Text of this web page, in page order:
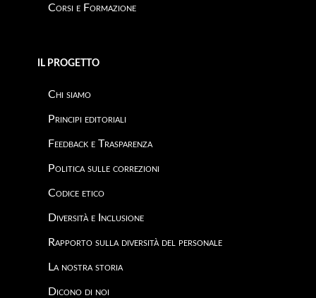
Corsi e Formazione
IL PROGETTO
Chi siamo
Principi editoriali
Feedback e Trasparenza
Politica sulle correzioni
Codice etico
Diversità e Inclusione
Rapporto sulla diversità del personale
La nostra storia
Dicono di noi